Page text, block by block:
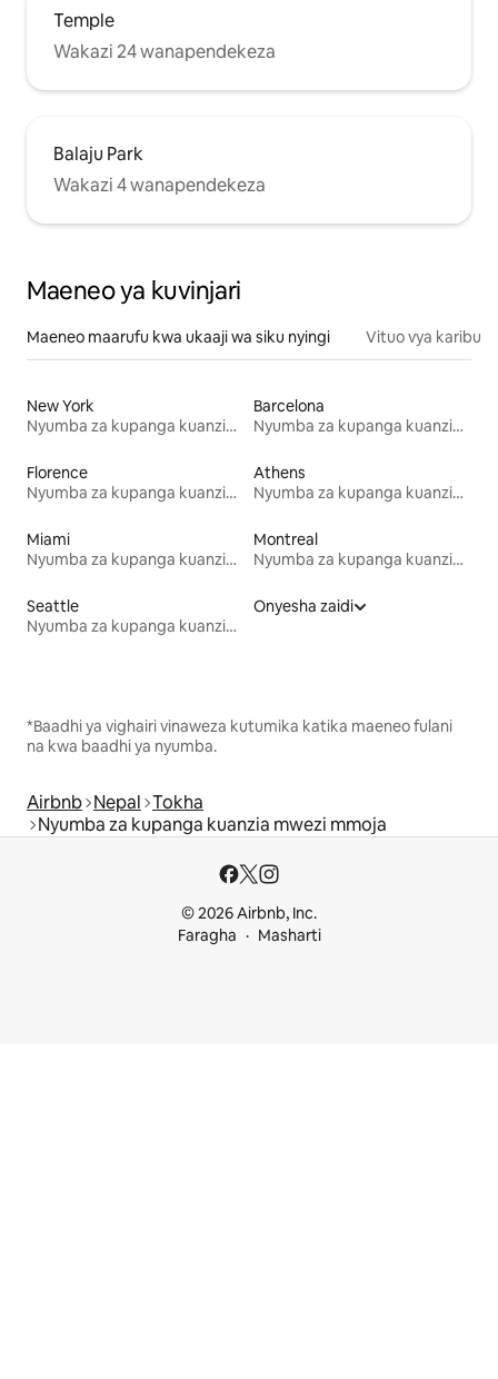
Temple
Wakazi 24 wanapendekeza
Balaju Park
Wakazi 4 wanapendekeza
Maeneo ya kuvinjari
Maeneo maarufu kwa ukaaji wa siku nyingi Vituo vya karibu
New York
Nyumba za kupanga kuanzia mwezi mmoja
Barcelona
Nyumba za kupanga kuanzia mwezi mmoja
Florence
Nyumba za kupanga kuanzia mwezi mmoja
Athens
Nyumba za kupanga kuanzia mwezi mmoja
Miami
Nyumba za kupanga kuanzia mwezi mmoja
Montreal
Nyumba za kupanga kuanzia mwezi mmoja
Seattle
Nyumba za kupanga kuanzia mwezi mmoja
Onyesha zaidi
*Baadhi ya vighairi vinaweza kutumika katika maeneo fulani
na kwa baadhi ya nyumba.
Airbnb Nepal Tokha
Nyumba za kupanga kuanzia mwezi mmoja
© 2026 Airbnb, Inc.
Faragha
Masharti